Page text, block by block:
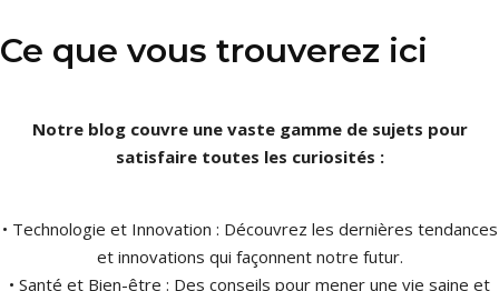
Ce que vous trouverez ici
Notre blog couvre une vaste gamme de sujets pour
satisfaire toutes les curiosités :
• Technologie et Innovation : Découvrez les dernières tendances
et innovations qui façonnent notre futur.
• Santé et Bien-être : Des conseils pour mener une vie saine et